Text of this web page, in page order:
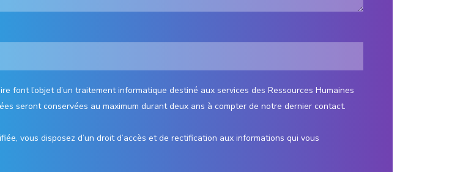
l’objet d’un traitement informatique destiné aux services des Ressources Humaines
seront conservées au maximum durant deux ans à compter de notre dernier contact.
vous disposez d’un droit d’accès et de rectification aux informations qui vous